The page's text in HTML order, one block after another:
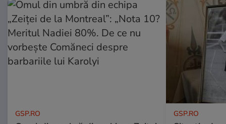
GSP.RO GSP.RO